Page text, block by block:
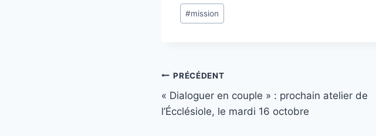
Étiquettes
de
#mission
Navigation
de
PRÉCÉDENT
« Dialoguer en couple » : prochain atelier de
l’Écclésiole, le mardi 16 octobre